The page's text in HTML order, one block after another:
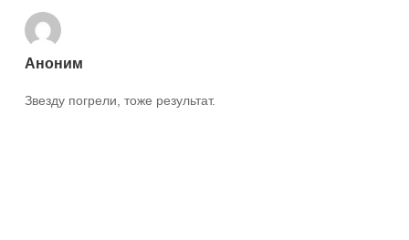
Аноним
Звезду погрели, тоже результат.